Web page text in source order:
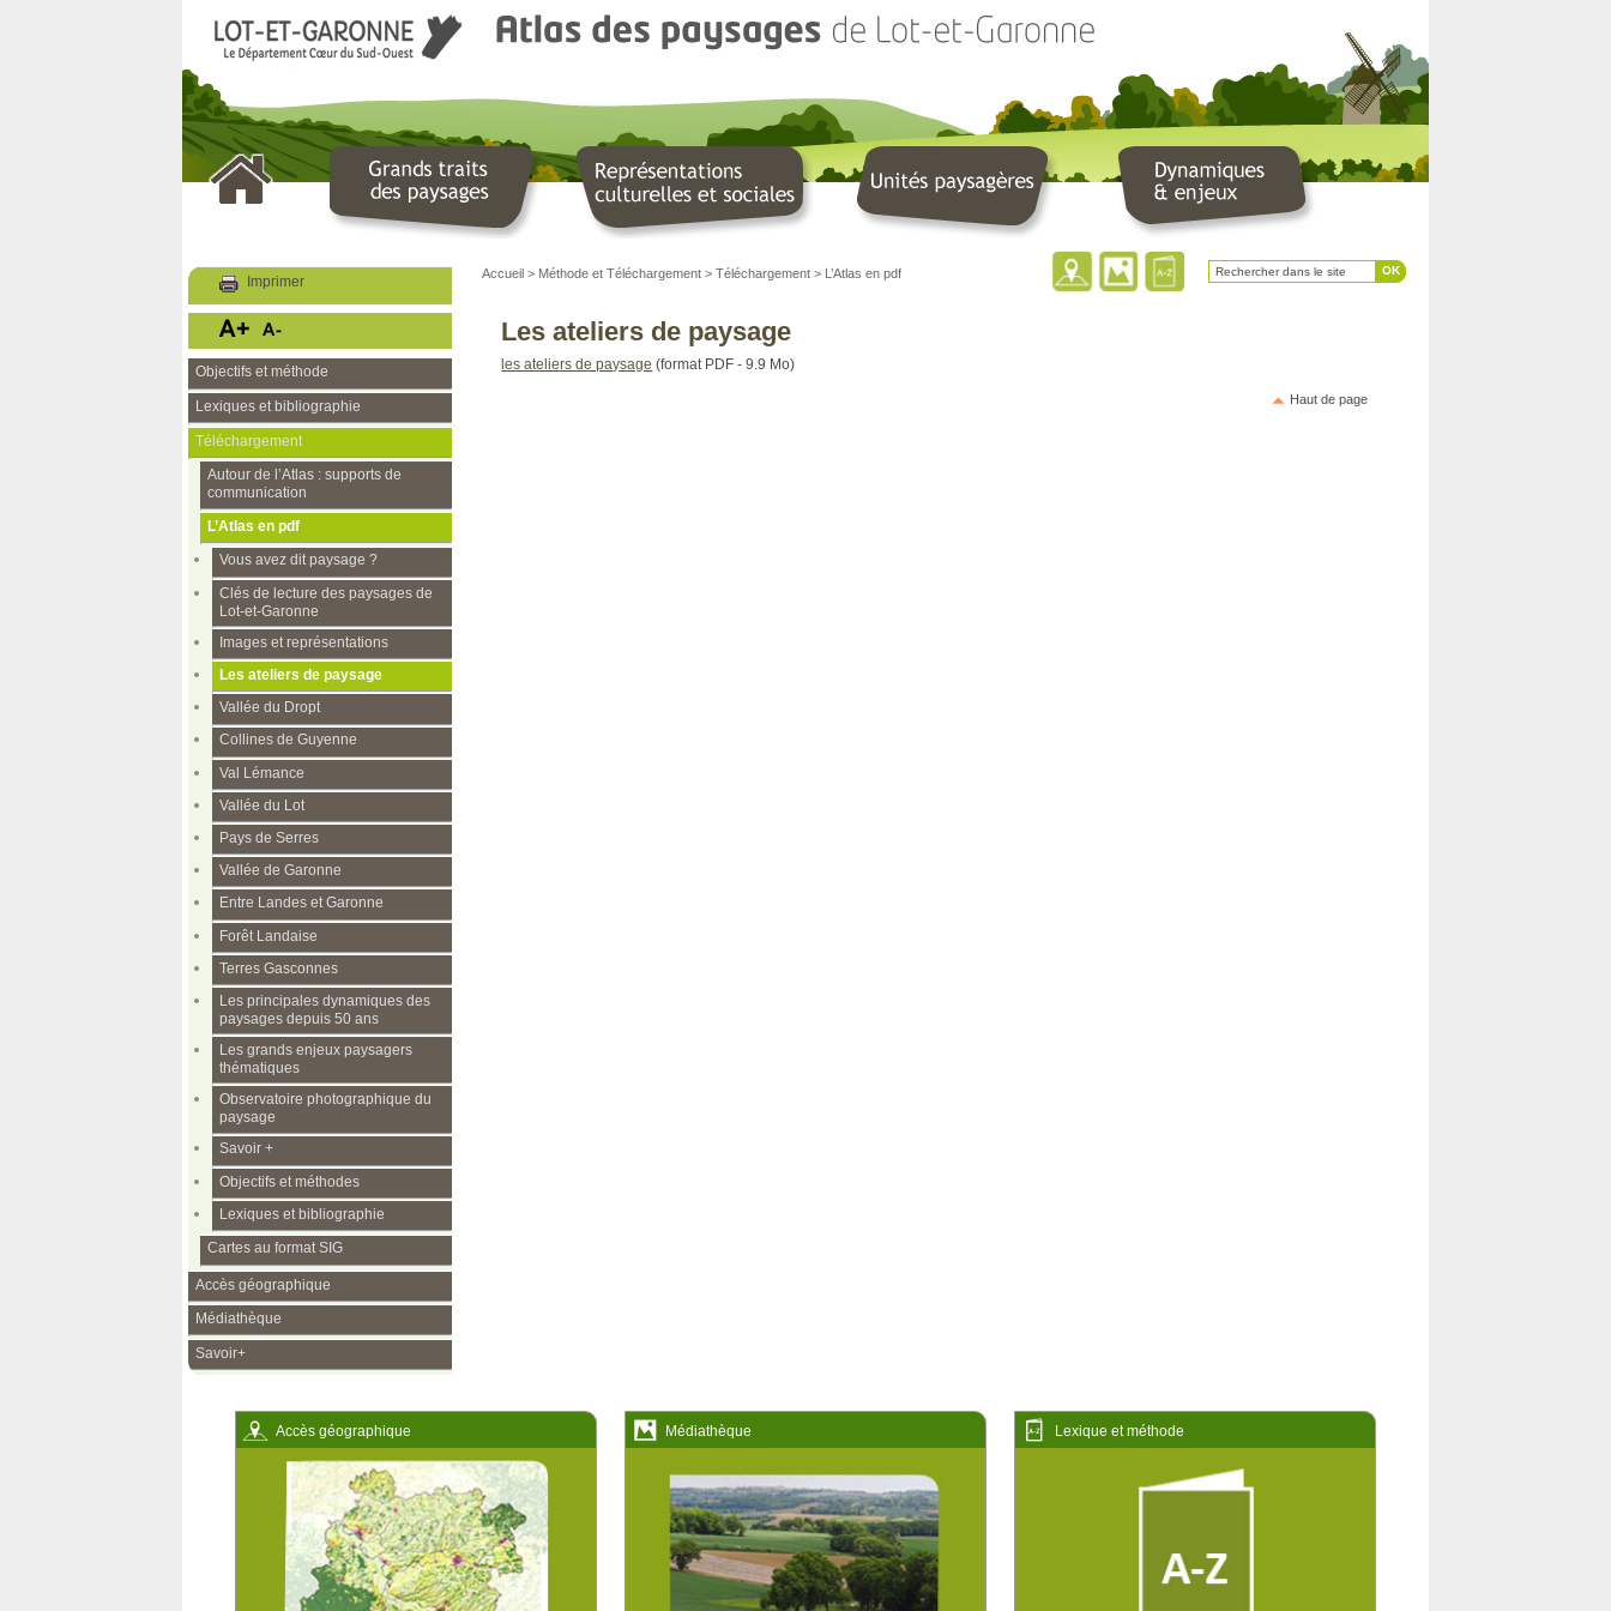
LOT ET GARONNE
Le Département
Imprimer
Objectifs et méthode
Lexiques et bibliographie
Téléchargement
Autour de l’Atlas : supports de
communication
L’Atlas en pdf
Vous avez dit paysage ?
Clés de lecture des paysages de
Lot-et-Garonne
Images et représentations
Les ateliers de paysage
Vallée du Dropt
Collines de Guyenne
Val Lémance
Vallée du Lot
Pays de Serres
Vallée de Garonne
Entre Landes et Garonne
Forêt Landaise
Terres Gasconnes
Les principales dynamiques des
paysages depuis 50 ans
Les grands enjeux paysagers
thématiques
Observatoire photographique du
paysage
Savoir +
Objectifs et méthodes
Lexiques et bibliographie
Cartes au format SIG
Accès géographique
Médiathèque
Savoir+
Accueil > Méthode et Téléchargement >Téléchargement > L’Atlas en pdf
Les ateliers de paysage
les ateliers de paysage (format PDF - 9.9 Mo)
Haut de page
Accès géographique Médiathèque Lexique et méthode